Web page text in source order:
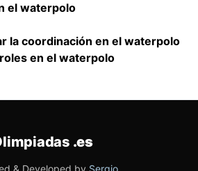
el waterpolo
la coordinación en el waterpolo
en el waterpolo
.es
& Developed by Sergio